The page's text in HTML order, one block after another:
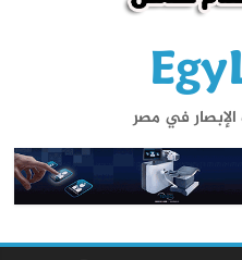
في مصر